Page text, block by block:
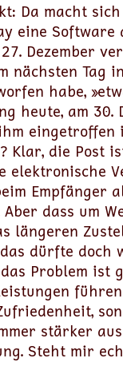
Da macht sich
eine Software
Dezember
nächsten Tag
habe,
heute, am 30.
eingetroffen
Klar, die Post
elektronische
Empfänger
dass um
längeren
dürfte doch
Problem ist
stärker
Steht mir